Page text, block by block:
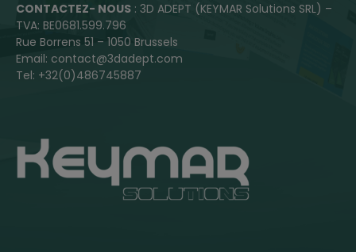
CONTACTEZ- NOUS : 3D ADEPT (KEYMAR Solutions SRL) –
TVA: BE0681.599.796
Rue Borrens 51 – 1050 Brussels
Email: contact@3dadept.com
Tel: +32(0)486745887